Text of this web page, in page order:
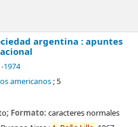
argentina : apuntes
1974
americanos; 5
; Formato: caracteres normales